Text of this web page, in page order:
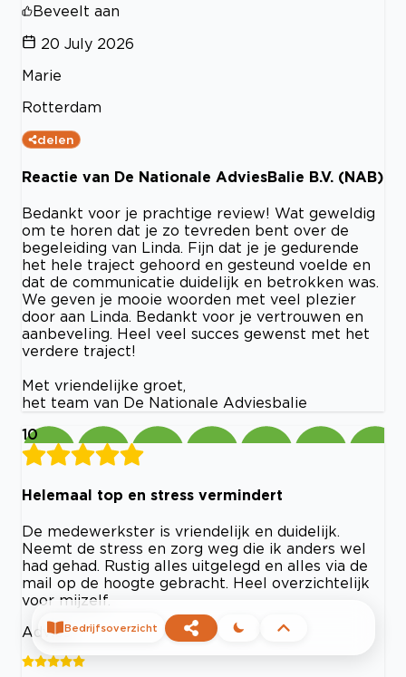
Beveelt aan
20 July 2026
Marie
Rotterdam
delen
Reactie van De Nationale AdviesBalie B.V. (NAB)
Bedankt voor je prachtige review! Wat geweldig
om te horen dat je zo tevreden bent over de
begeleiding van Linda. Fijn dat je je gedurende
het hele traject gehoord en gesteund voelde en
dat de communicatie duidelijk en betrokken was.
We geven je mooie woorden met veel plezier
door aan Linda. Bedankt voor je vertrouwen en
aanbeveling. Heel veel succes gewenst met het
verdere traject!
Met vriendelijke groet,
het team van De Nationale Adviesbalie
10
Helemaal top en stress vermindert
De medewerkster is vriendelijk en duidelijk.
Neemt de stress en zorg weg die ik anders wel
had gehad. Rustig alles uitgelegd en alles via de
mail op de hoogte gebracht. Heel overzichtelijk
voor mijzelf.
AdviesBedrijfsoverzicht